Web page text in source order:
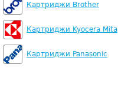
Картриджи Brother
Картриджи Kyocera Mita
Картриджи Panasonic